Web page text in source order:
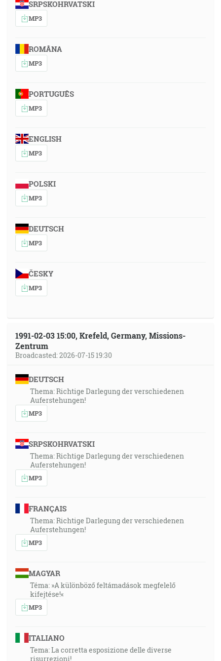
SRPSKOHRVATSKI
MP3
ROMÂNA
MP3
PORTUGUÊS
MP3
ENGLISH
MP3
POLSKI
MP3
DEUTSCH
MP3
ČESKY
MP3
1991-02-03 15:00, Krefeld, Germany, Missions-
Zentrum
Broadcasted: 2026-07-15 19:30
DEUTSCH
Thema: Richtige Darlegung der verschiedenen
Auferstehungen!
MP3
SRPSKOHRVATSKI
Thema: Richtige Darlegung der verschiedenen
Auferstehungen!
MP3
FRANÇAIS
Thema: Richtige Darlegung der verschiedenen
Auferstehungen!
MP3
MAGYAR
Téma: »A különböző feltámadások megfelelő
kifejtése!«
MP3
ITALIANO
Tema: La corretta esposizione delle diverse
risurrezioni!